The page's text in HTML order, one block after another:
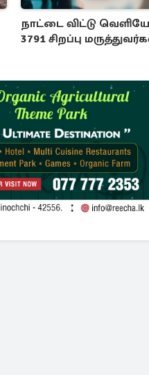
நாட்டை விட்டு
3791 சிறப்பு